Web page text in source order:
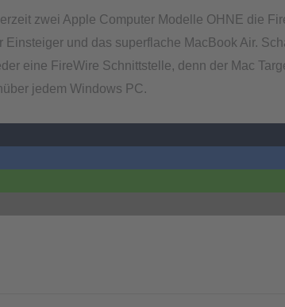
zwei Apple Computer Modelle OHNE die
Einsteiger und das superflache MacBook Air.
eine FireWire Schnittstelle, denn der Mac
jedem Windows PC.